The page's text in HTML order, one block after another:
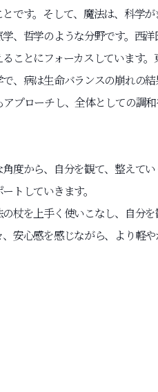
です。そして、魔法は、科学が
、哲学のような分野です。西洋
ことにフォーカスしています。
、病は生命バランスの崩れの結
プローチし、全体としての調和
度から、自分を観て、整えてい
トしていきます。
杖を上手く使いこなし、自分
安心感を感じながら、より軽